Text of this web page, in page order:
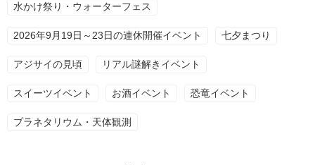
水かけ祭り・ウォーターフェス
2026年9月19日～23日の連休開催イベント 七夕まつり
アジサイの見頃 リアル謎解きイベント
スイーツイベント お酒イベント 恐竜イベント
プラネタリウム・天体観測